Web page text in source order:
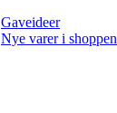
Gaveideer
Nye varer i shoppen